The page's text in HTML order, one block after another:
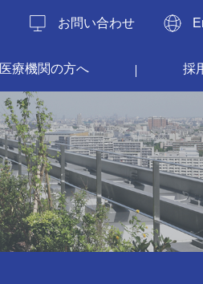
お問い合わせ
医療機関の方へ 採